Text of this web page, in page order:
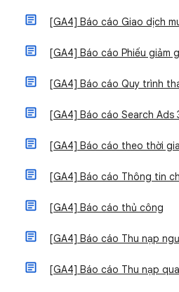
[GA4] Báo cáo Giao dịch
[GA4] Báo cáo Phiếu giảm
[GA4] Báo cáo Quy trình
[GA4] Báo cáo Search Ads
[GA4] Báo cáo theo thời
[GA4] Báo cáo Thông tin
[GA4] Báo cáo thủ công
[GA4] Báo cáo Thu nạp
[GA4] Báo cáo Thu nạp